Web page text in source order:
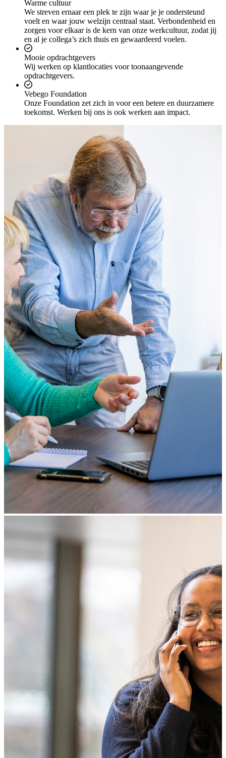
Warme cultuur
We streven ernaar een plek te zijn waar je je ondersteund
voelt en waar jouw welzijn centraal staat. Verbondenheid en
zorgen voor elkaar is de kern van onze werkcultuur, zodat jij
en al je collega’s zich thuis en gewaardeerd voelen.
Mooie opdrachtgevers
Wij werken op klantlocaties voor toonaangevende
opdrachtgevers.
Vebego Foundation
Onze Foundation zet zich in voor een betere en duurzamere
toekomst. Werken bij ons is ook werken aan impact.